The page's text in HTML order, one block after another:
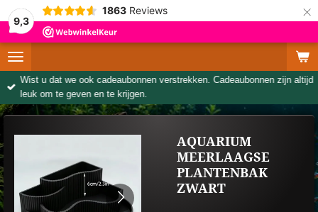
9,3
1863 Reviews ×
Wist u dat we ook cadeaubonnen verstrekken. Cadeaubonnen zijn altijd
leuk om te geven en te krijgen.
AQUARIUM
MEERLAAGSE
PLANTENBAK
ZWART